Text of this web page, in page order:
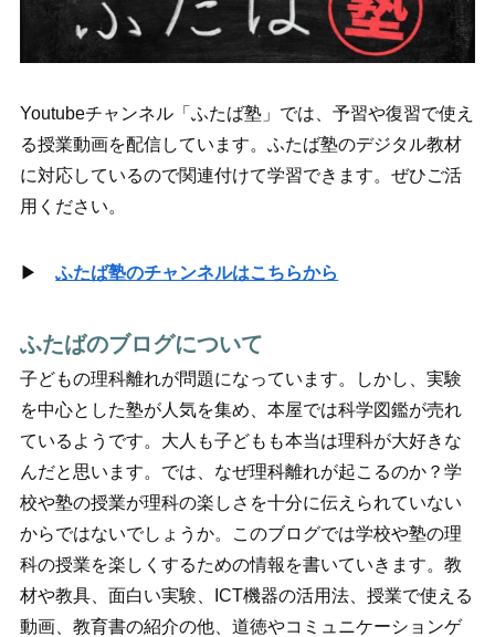
Youtubeチャンネル「ふたば塾」では、予習や復習で使え
る授業動画を配信しています。ふたば塾のデジタル教材
に対応しているので関連付けて学習できます。ぜひご活
用ください。
▶ふたば塾のチャンネルはこちらから
ふたばのブログについて
子どもの理科離れが問題になっています。しかし、実験
を中心とした塾が人気を集め、本屋では科学図鑑が売れ
ているようです。大人も子どもも本当は理科が大好きな
んだと思います。では、なぜ理科離れが起こるのか？学
校や塾の授業が理科の楽しさを十分に伝えられていない
からではないでしょうか。このブログでは学校や塾の理
科の授業を楽しくするための情報を書いていきます。教
材や教具、面白い実験、ICT機器の活用法、授業で使える
動画、教育書の紹介の他、道徳やコミュニケーションゲ